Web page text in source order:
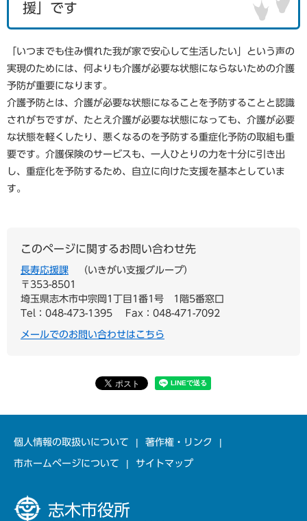
援」です
「いつまでも住み慣れた我が家で安心して生活したい」という声の
実現のためには、何よりも介護が必要な状態にならないための介護
予防が重要になります。
介護予防とは、介護が必要な状態になることを予防することと認識
されがちですが、たとえ介護が必要な状態になっても、介護が必要
な状態を軽くしたり、悪くなるのを予防する重症化予防の取組も重
要です。介護保険のサービスも、一人ひとりの力を十分に引き出
し、重症化を予防するため、自立に向けた支援を基本としていま
す。
このページに関するお問い合わせ先
長寿応援課
いきがい支援グループ
〒353-8501
埼玉県志木市中宗岡1丁目1番1号 1階5番窓口
Tel：048-473-1395
Fax：048-471-7092
メールでのお問い合わせはこちら
個人情報の取扱いについて 著作権・リンク
市ホームページについて サイトマップ
志木市役所